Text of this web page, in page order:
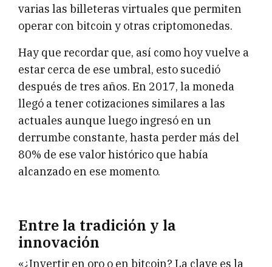
varias las billeteras virtuales que permiten
operar con bitcoin y otras criptomonedas.
Hay que recordar que, así como hoy vuelve a
estar cerca de ese umbral, esto sucedió
después de tres años. En 2017, la moneda
llegó a tener cotizaciones similares a las
actuales aunque luego ingresó en un
derrumbe constante, hasta perder más del
80% de ese valor histórico que había
alcanzado en ese momento.
Entre la tradición y la
innovación
«¿Invertir en oro o en bitcoin? La clave es la